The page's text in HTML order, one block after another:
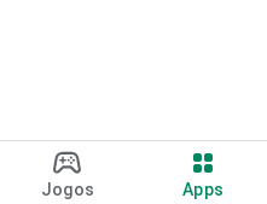
Jogos Apps